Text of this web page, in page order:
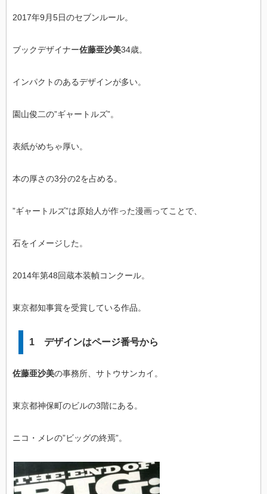
2017年9月5日のセブンルール。
ブックデザイナー佐藤亜沙美34歳。
インパクトのあるデザインが多い。
園山俊二の”ギャートルズ”。
表紙がめちゃ厚い。
本の厚さの3分の2を占める。
”ギャートルズ”は原始人が作った漫画ってことで、
石をイメージした。
2014年第48回蔵本装幀コンクール。
東京都知事賞を受賞している作品。
1 デザインはページ番号から
佐藤亜沙美の事務所、サトウサンカイ。
東京都神保町のビルの3階にある。
ニコ・メレの”ビッグの終焉”。